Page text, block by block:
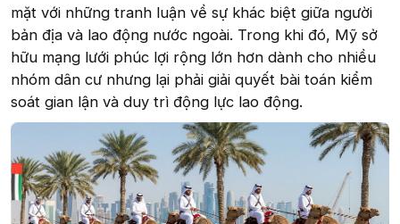
mặt với những tranh luận về sự khác biệt giữa người
bản địa và lao động nước ngoài. Trong khi đó, Mỹ sở
hữu mạng lưới phúc lợi rộng lớn hơn dành cho nhiều
nhóm dân cư nhưng lại phải giải quyết bài toán kiểm
soát gian lận và duy trì động lực lao động.